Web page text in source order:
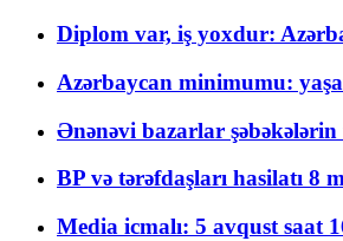
Diplom var, iş yoxdur:
Azərbaycan minimumu:
Ənənəvi bazarlar
BP və tərəfdaşları hasilatı 8
Media icmalı: 5 avqust saat